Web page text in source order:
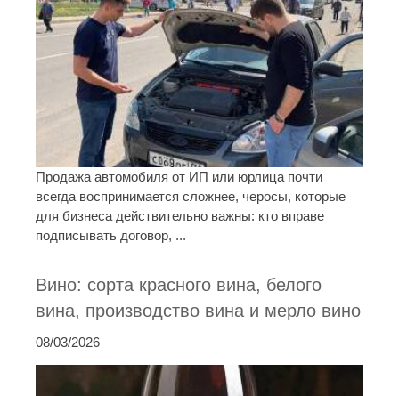
Продажа автомобиля от ИП или юрлица почти
всегда воспринимается сложнее, черосы, которые
для бизнеса действительно важны: кто вправе
подписывать договор, ...
Вино: сорта красного вина, белого
вина, производство вина и мерло вино
08/03/2026